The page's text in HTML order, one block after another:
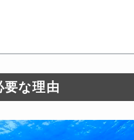
な理由